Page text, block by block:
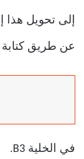
عن طريق كتابة
في الخلية B3.